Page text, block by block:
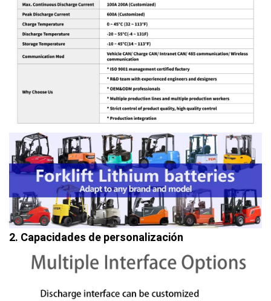
2. Capacidades de personalización